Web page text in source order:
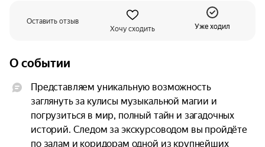
Оставить отзыв
Хочу сходить
Уже ходил
О событии
Представляем уникальную возможность
заглянуть за кулисы музыкальной магии и
погрузиться в мир, полный тайн и загадочных
историй. Следом за экскурсоводом вы пройдёте
по залам и коридорам одной из крупнейших